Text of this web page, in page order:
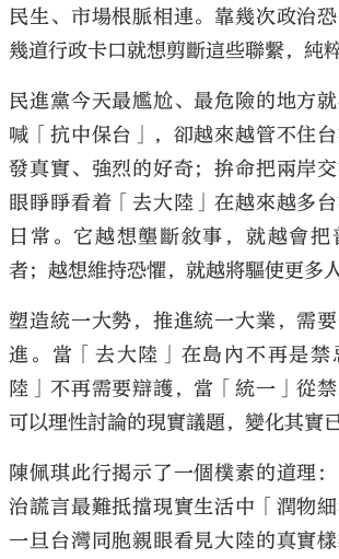
民生、市場根脈相連。靠幾次政治恐
幾道行政卡口就想剪斷這些聯繫，純
民進黨今天最尷尬、最危險的地方
喊「抗中保台」，卻越來越管不住
發真實、強烈的好奇；拚命把兩岸
眼睜睜看着「去大陸」在越來越多
日常。它越想壟斷敘事，就越會把
者；越想維持恐懼，就越將驅使更多
塑造統一大勢，推進統一大業，需
進。當「去大陸」在島內不再是禁
陸」不再需要辯護，當「統一」從
可以理性討論的現實議題，變化其實
陳佩琪此行揭示了一個樸素的道理
治謊言最難抵擋現實生活中「潤物細
一旦台灣同胞親眼看見大陸的真實